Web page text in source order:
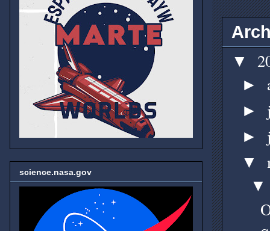
▼
►
►
►
▼
science.nasa.gov